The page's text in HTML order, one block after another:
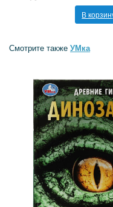
В
Смотрите также УМка